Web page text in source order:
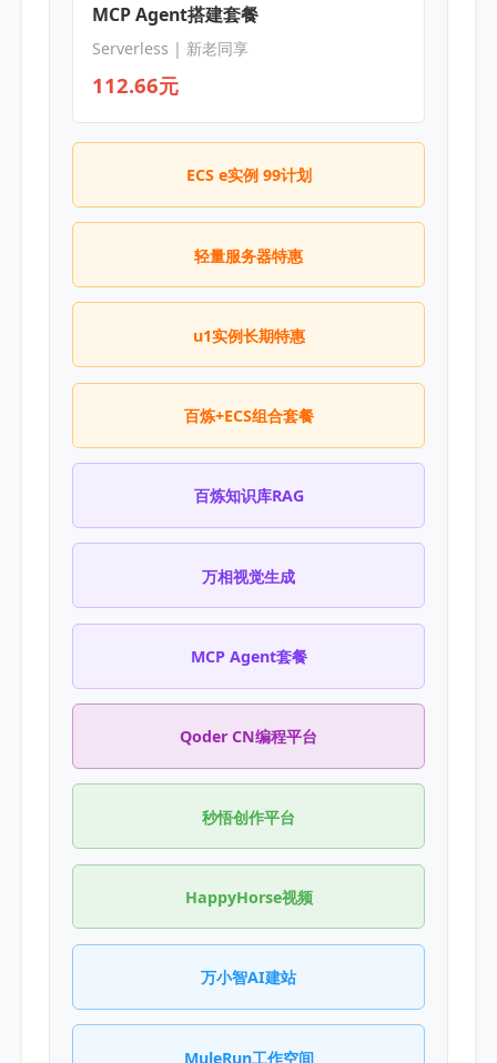
MCP Agent搭建套餐
Serverless | 新老同享
112.66元
ECS e实例 99计划
轻量服务器特惠
u1实例长期特惠
百炼+ECS组合套餐
百炼知识库RAG
万相视觉生成
MCP Agent套餐
Qoder CN编程平台
秒悟创作平台
HappyHorse视频
万小智AI建站
MuleRun工作空间